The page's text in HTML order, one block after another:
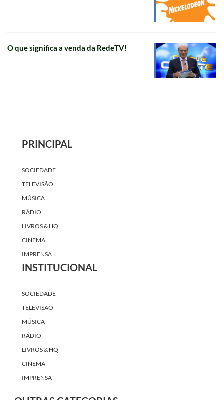
O que significa a venda da RedeTV!
PRINCIPAL
SOCIEDADE
TELEVISÃO
MÚSICA
RÁDIO
LIVROS & HQ
CINEMA
IMPRENSA
INSTITUCIONAL
SOCIEDADE
TELEVISÃO
MÚSICA
RÁDIO
LIVROS & HQ
CINEMA
IMPRENSA